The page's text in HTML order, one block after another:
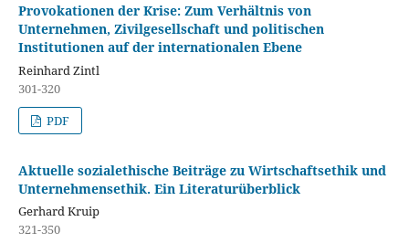
Provokationen der Krise: Zum Verhältnis von
Unternehmen, Zivilgesellschaft und politischen
Institutionen auf der internationalen Ebene
Reinhard Zintl
301-320
PDF
Aktuelle sozialethische Beiträge zu Wirtschaftsethik und
Unternehmensethik. Ein Literaturüberblick
Gerhard Kruip
321-350